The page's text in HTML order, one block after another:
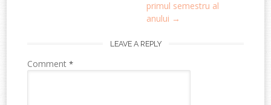
primul semestru al
anului →
LEAVE A REPLY
Comment*